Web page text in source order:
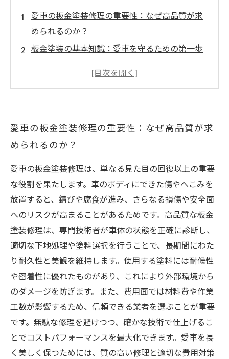
愛車の板金塗装修理の重要性：なぜ高品質が求
められるのか？
板金塗装の基本知識：愛車を守るための第一歩
高品質な板金塗装を見極めるポイントと専門業
修理から維持まで：愛車の美しさと価値を守り
続けるために
板金塗装の施工工程と使用塗料の違いが仕上が
りに与える影響
費用負担を軽減！賢い相談方法と修理プランの
立て方
愛車の板金塗装修理の重要性：なぜ高品質が求
められるのか？
愛車の板金塗装修理は、単なる見た目の回復以上の重要
な役割を果たします。車のボディにできた傷やへこみを
放置すると、錆びや腐食が進み、さらなる損傷や安全面
へのリスクが高まることがあるためです。高品質な板金
塗装修理は、専門技術者が車体の状態を正確に診断し、
適切な下地処理や塗料選択を行うことで、長期間にわた
り耐久性と美観を維持します。使用する塗料には耐候性
や密着性に優れたものがあり、これにより外部環境から
のダメージを防ぎます。また、費用面では材料費や作業
工数が影響するため、信頼できる業者を選ぶことが重要
です。無駄な修理を避けつつ、確かな技術で仕上げるこ
とでコストパフォーマンスを最大化できます。愛車を長
く美しく保つためには、質の高い修理と適切な費用対策